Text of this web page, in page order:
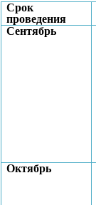
Срок
проведения
Сентябрь
Октябрь